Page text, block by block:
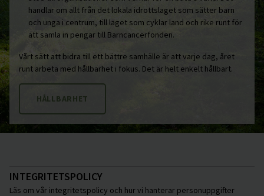
handlar om allt från det lokala idrottslaget som sätter barn
och unga i centrum, till laget som cyklar land och rike runt för
att samla in pengar till Barncancerfonden.
Vårt sätt att bidra till ett bättre samhälle är att varje dag, året
runt arbeta med hållbarhet i fokus. Det är helt enkelt hållbart.
HÅLLBARHET
INTEGRITETSPOLICY
Läs om vår integritetspolicy och hur vi hanterar personuppgifter